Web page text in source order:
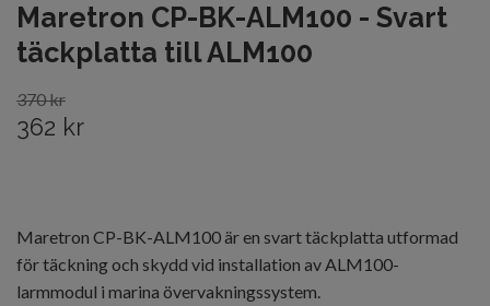
Maretron CP-BK-ALM100 - Svart
täckplatta till ALM100
370 kr
362 kr
Maretron CP-BK-ALM100 är en svart täckplatta utformad
för täckning och skydd vid installation av ALM100-
larmmodul i marina övervakningssystem.